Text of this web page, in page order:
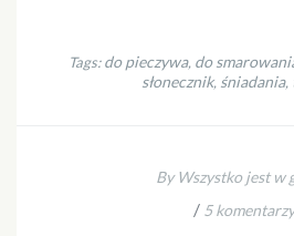
Tags:do pieczywa, do
słonecznik, śniadania,
By Wszystko jest w
/ 5 komentarzy